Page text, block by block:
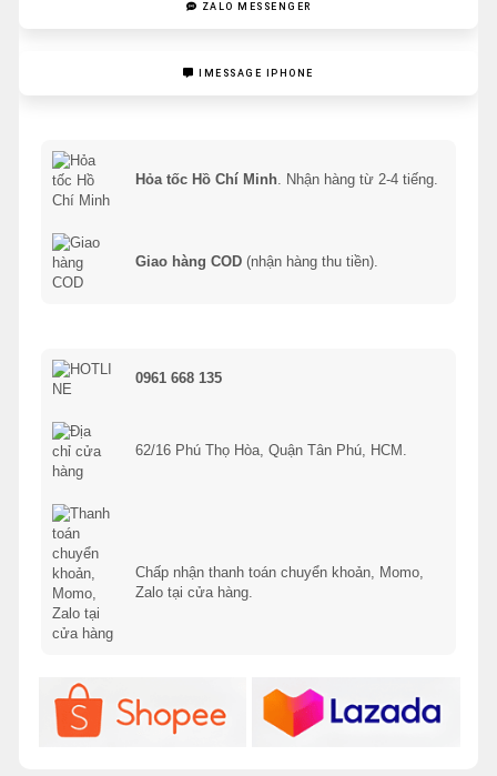
ZALO MESSENGER
IMESSAGE IPHONE
Hỏa tốc Hồ Chí Minh. Nhận hàng từ 2-4 tiếng.
Giao hàng COD (nhận hàng thu tiền).
0961 668 135
62/16 Phú Thọ Hòa, Quận Tân Phú, HCM.
Chấp nhận thanh toán chuyển khoản, Momo,
Zalo tại cửa hàng.